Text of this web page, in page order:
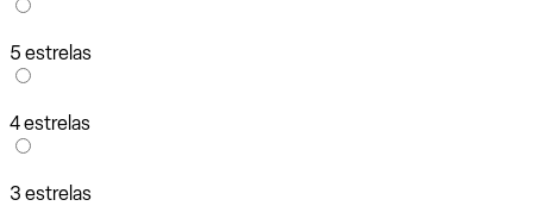
5 estrelas
4 estrelas
3 estrelas